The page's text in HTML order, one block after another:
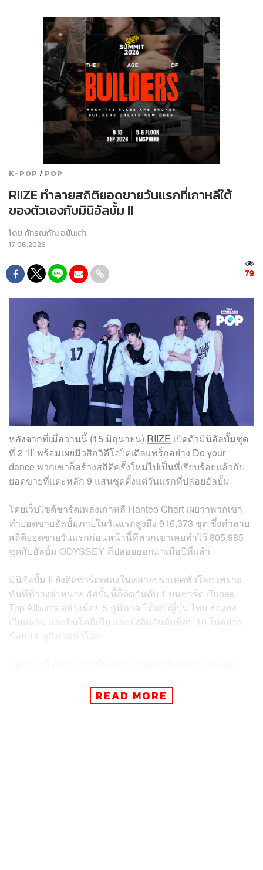
K-POP / POP
RIIZE ทำลายสถิติยอดขายวันแรกที่เกาหลีใต้
ของตัวเองกับมินิอัลบั้ม II
โดย ภัทรณกัญ อนันเต่า
17.06.2026
79
หลังจากที่เมื่อวานนี้ (15 มิถุนายน) RIIZE เปิดตัวมินิอัลบั้มชุด
ที่ 2 ‘II’ พร้อมเผยมิวสิกวิดีโอไตเติลแทร็กอย่าง Do your
dance พวกเขาก็สร้างสถิติครั้งใหม่ไปเป็นที่เรียบร้อยแล้วกับ
ยอดขายที่แตะหลัก 9 แสนชุดตั้งแต่วันแรกที่ปล่อยอัลบั้ม
โดยเว็บไซต์ชาร์ตเพลงเกาหลี Hanteo Chart เผยว่าพวกเขา
ทำยอดขายอัลบั้มภายในวันแรกสูงถึง 916,373 ชุด ซึ่งทำลาย
สถิติยอดขายวันแรกก่อนหน้านี้ที่พวกเขาเคยทำไว้ 805,985
ชุดกับอัลบั้ม ODYSSEY ที่ปล่อยออกมาเมื่อปีที่แล้ว
มินิอัลบั้ม II ยังติดชาร์ตเพลงในหลายประเทศทั่วโลก เพราะ
ทันทีที่วางจำหน่าย อัลบั้มนี้ก็ติดอันดับ 1 บนชาร์ต iTunes
Top Albums อย่างน้อย 5 ภูมิภาค ได้แก่ ญี่ปุ่น ไทย ฮ่องกง
เวียดนาม และอินโดนีเซีย และยังติดอันดับท็อป 10 ในอย่าง
น้อย 11 ภูมิภาคทั่วโลก
เรียลไทม์ของ AWA ในญี่ปุ่น ส่วนเพลงไตเติลแทร็ก Do your
dance ก็มาแรงไม่แพ้กัน เพราะเพลงขึ้นอันดับ 1 ในชาร์ต
READ MORE